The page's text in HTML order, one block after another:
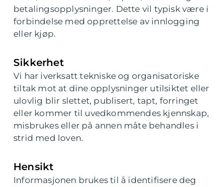
betalingsopplysninger. Dette vil typisk være i
forbindelse med opprettelse av innlogging
eller kjøp.
Sikkerhet
Vi har iverksatt tekniske og organisatoriske
tiltak mot at dine opplysninger utilsiktet eller
ulovlig blir slettet, publisert, tapt, forringet
eller kommer til uvedkommendes kjennskap,
misbrukes eller på annen måte behandles i
strid med loven.
Hensikt
Informasjonen brukes til å identifisere deg